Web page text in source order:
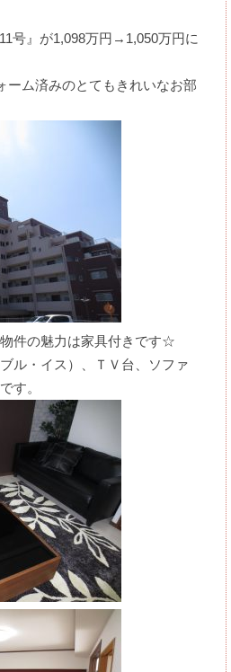
号』が1,098万円→1,050万円に
ーム済みのとてもきれいなお部
件の魅力は家具付きです☆
ル・イス）、ＴＶ台、ソファ
す。